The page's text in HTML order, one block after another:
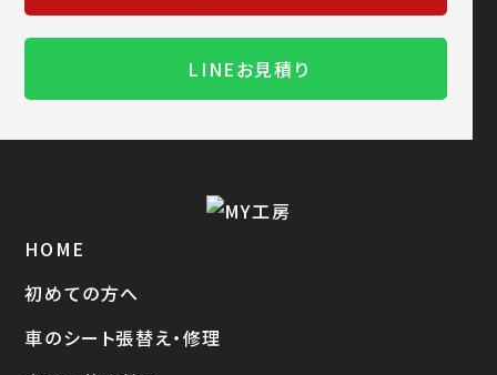
LINEお見積り
HOME
初めての方へ
車のシート張替え・修理